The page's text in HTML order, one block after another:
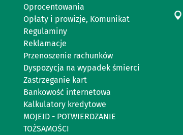
Oprocentowania
Opłaty i prowizje, Komunikat
Regulaminy
Reklamacje
Przenoszenie rachunków
Dyspozycja na wypadek śmierci
Zastrzeganie kart
Bankowość internetowa
Kalkulatory kredytowe
MOJEID - POTWIERDZANIE
TOŻSAMOŚCI